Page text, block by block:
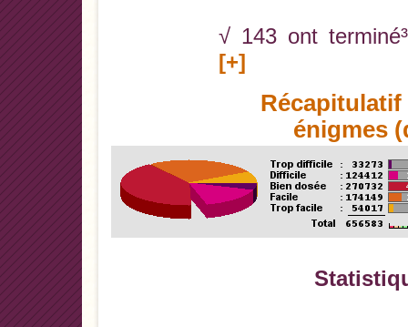
√ 143 ont
[+]
Récapitulatif
énigmes